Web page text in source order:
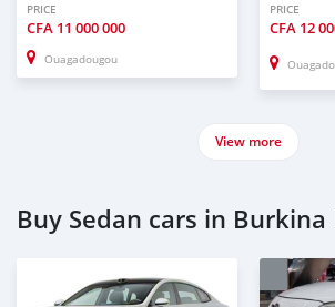
PRICE
CFA 11 000 000
Ouagadougou
PRICE
CFA 12
View more
Buy Sedan cars in Burkina